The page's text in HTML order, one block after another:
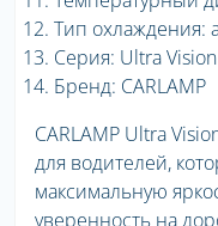
Тип охлаждения:
Серия: Ultra Vision
Бренд: CARLAMP
CARLAMP Ultra
для водителей,
максимальную
уверенность на